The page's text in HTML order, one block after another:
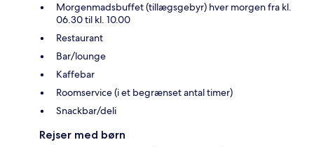
Morgenmadsbuffet (tillægsgebyr) hver morgen fra kl.
06.30 til kl. 10.00
Restaurant
Bar/lounge
Kaffebar
Roomservice (i et begrænset antal timer)
Snackbar/deli
Rejser med børn